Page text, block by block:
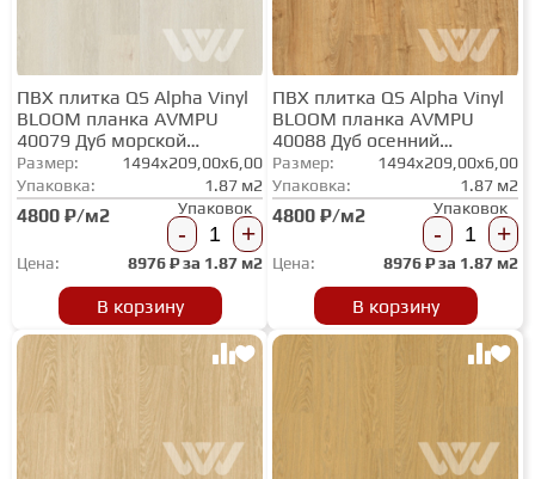
ФАНЕРА
МИНЕРАЛЬНО-КАМЕННЫЙ
ЛАМИНАТ MSPC
ЛАМИНАТ SWF
ПВХ плитка QS Alpha Vinyl
BLOOM планка AVMPU
40079 Дуб морской
светлый
Размер:
1494x209,00x6,00
Упаковка:
1.87 м2
4800 ₽/м2 Упаковок
- +
Цена: 8976₽ за 1.87 м2
В корзину
ПВХ плитка QS Alpha Vinyl
BLOOM планка AVMPU
40088 Дуб осенний
медовый
Размер:
1494x209,00x6,00
Упаковка:
1.87 м2
4800 ₽/м2 Упаковок
- +
Цена: 8976₽ за 1.87 м2
В корзину